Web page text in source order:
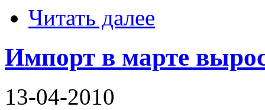
Читать далее
Импорт в марте
13-04-2010